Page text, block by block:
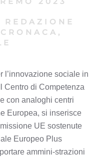
REDAZIONE
CRONACA,
l’innovazione sociale in
Centro di Competenza
con analoghi centri
Europea, si inserisce
UE sostenute
Europeo Plus
ammini-strazioni